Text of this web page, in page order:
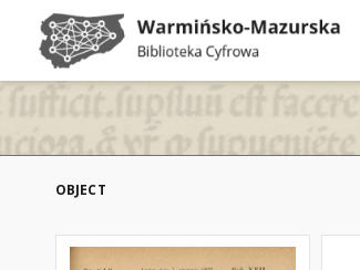
OBJECT